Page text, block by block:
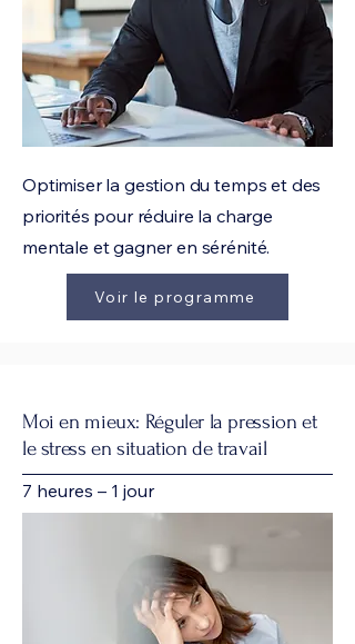
Optimiser la gestion du temps et des
priorités pour réduire la charge
mentale et gagner en sérénité.
Voir le programme
Moi en mieux: Réguler la pression et
le stress en situation de travail
7 heures – 1 jour